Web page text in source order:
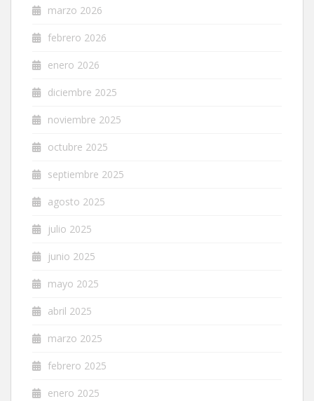
marzo 2026
febrero 2026
enero 2026
diciembre 2025
noviembre 2025
octubre 2025
septiembre 2025
agosto 2025
julio 2025
junio 2025
mayo 2025
abril 2025
marzo 2025
febrero 2025
enero 2025